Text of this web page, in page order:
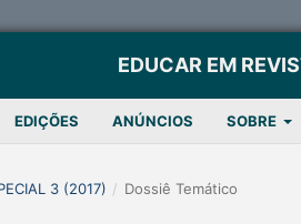
EDUCAR EM
EDIÇÕES ANÚNCIOS SOBRE
3 (2017) / Dossiê Temático